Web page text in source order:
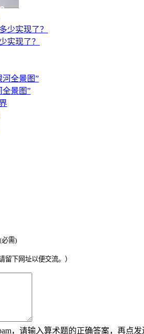
实现了？
全景图”
需)
留下网址以便交流。）
，请输入算术题的正确答案，再点